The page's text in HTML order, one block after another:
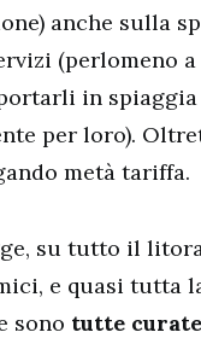
anche sulla
(perlomeno
in
per loro).
metà tariffa.
su tutto il
e quasi tutta
sono tutte curate